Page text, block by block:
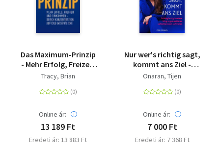
Das Maximum-Prinzip
- Mehr Erfolg, Freizeit
und Einkommen -
auf das Wesentliche
Tracy, Brian
Online ár:
13 189 Ft
Eredeti ár: 13 883 Ft
Nur wer's richtig sagt,
kommt ans Ziel -
Schlagfertig kontern,
selbstbewusst
Strategien von der
erfahrenen
Kommunikationsexpertin
- Spiegel-Bestseller
Onaran, Tijen
Online ár:
7 000 Ft
Eredeti ár: 7 368 Ft